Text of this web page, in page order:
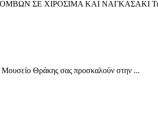
ΣΕ ΧΙΡΟΣΙΜΑ ΚΑΙ ΝΑΓΚΑΣΑΚΙ
Θράκης σας προσκαλούν στην ...